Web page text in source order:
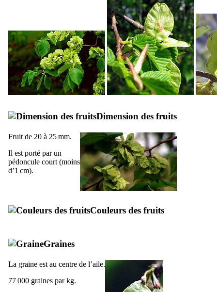
Dimension des fruits
Fruit de 20 à 25 mm.
Il est porté par un
pédoncule court (moins
d’1 cm).
Couleurs des fruits
Graines
La graine est au centre de l’aile.
77 000 graines par kg.